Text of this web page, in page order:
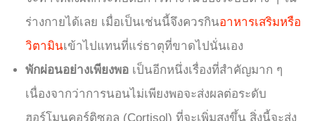
ร่างกายได้เลย เมื่อเป็นเช่นนี้จึงควรกินอาหารเสริมหรือ
วิตามินเข้าไปแทนที่แร่ธาตุที่ขาดไปนั่นเอง
พักผ่อนอย่างเพียงพอเป็นอีกหนึ่งเรื่องที่สำคัญมาก ๆ
เนื่องจากว่าการนอนไม่เพียงพอจะส่งผลต่อระดับ
ฮอร์โมนคอร์ติซอล (Cortisol) ที่จะเพิ่มสูงขึ้น สิ่งนี้จะส่ง